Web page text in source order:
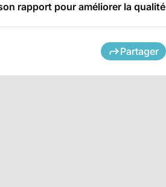
rapport pour améliorer la qualité
Partager